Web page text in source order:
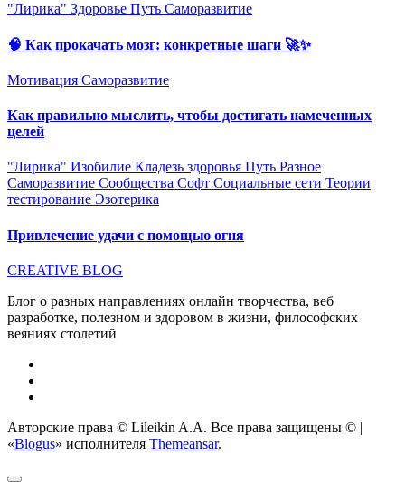
"Лирика" Здоровье Путь Саморазвитие
🧠 Как прокачать мозг: конкретные шаги 🚀✨
Мотивация Саморазвитие
Как правильно мыслить, чтобы достигать намеченных
целей
"Лирика" Изобилие Кладезь здоровья Путь Разное
Саморазвитие Сообщества Софт Социальные сети Теории
тестирование Эзотерика
Привлечение удачи с помощью огня
CREATIVE BLOG
Блог о разных направлениях онлайн творчества, веб
разработке, полезном и здоровом в жизни, философских
веяниях столетий
Авторские права © Lileikin A.A. Все права защищены © |
«Blogus» исполнителя Themeansar.